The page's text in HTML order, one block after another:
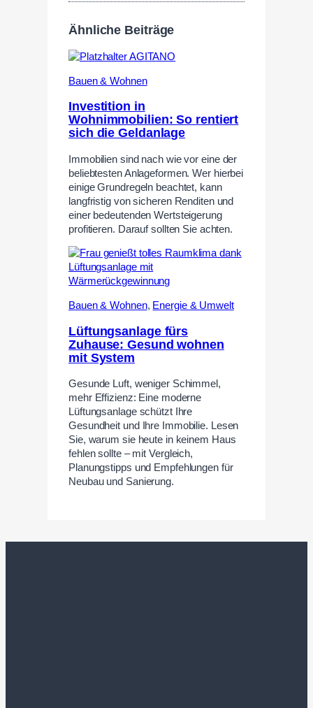
Ähnliche Beiträge
Bauen & Wohnen
Investition in
Wohnimmobilien: So rentiert
sich die Geldanlage
Immobilien sind nach wie vor eine der
beliebtesten Anlageformen. Wer hierbei
einige Grundregeln beachtet, kann
langfristig von sicheren Renditen und
einer bedeutenden Wertsteigerung
profitieren. Darauf sollten Sie achten.
Bauen & Wohnen, Energie & Umwelt
Lüftungsanlage fürs
Zuhause: Gesund wohnen
mit System
Gesunde Luft, weniger Schimmel,
mehr Effizienz: Eine moderne
Lüftungsanlage schützt Ihre
Gesundheit und Ihre Immobilie. Lesen
Sie, warum sie heute in keinem Haus
fehlen sollte – mit Vergleich,
Planungstipps und Empfehlungen für
Neubau und Sanierung.